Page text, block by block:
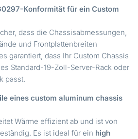
Konformität für ein Custom
dass die Chassisabmessungen,
und Frontplattenbreiten
garantiert, dass Ihr Custom Chassis
Standard-19-Zoll-Server-Rack oder
passt.
eines custom aluminum chassis
Wärme effizient ab und ist von
Es ist ideal für ein high